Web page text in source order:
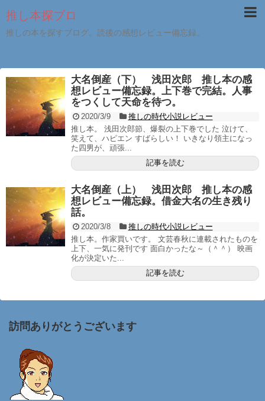
推し本探ブロ
推しの本を探すブログ。読後の感想レビュー備忘録。
大名倒産（下） 浅田次郎 推し本の感
想レビュー備忘録。上下巻で完結。人事
をつくして天命を待つ。
2020/3/9
推しの時代小説レビュー
推し本。 浅田次郎節、爆裂の上下巻でした 泣けて、
笑えて、ハピエン すばらしい！ いきなり領主になっ
た四男が、頑張...
記事を読む
大名倒産（上） 浅田次郎 推し本の感
想レビュー備忘録。借金大名の生き残り
話。
2020/3/8
推しの時代小説レビュー
推し本。作家買いです。 文芸春秋に連載されたものを
上下、一気に発刊です 面白かったな～（＾＾） 映画
化が決定いた...
記事を読む
訪問ありがとうございます